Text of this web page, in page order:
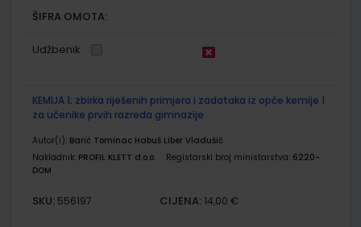
ŠIFRA OMOTA:
Udžbenik
KEMIJA 1; zbirka riješenih primjera i zadataka iz opće kemije 1
za učenike prvih razreda gimnazije
Autor(i): Barić Tominac Habuš Liber Vladušić
Nakladnik: PROFIL KLETT d.o.o. Registarski broj ministarstva: 6220-
DOM
SKU: 556197 CIJENA: 14,00 €